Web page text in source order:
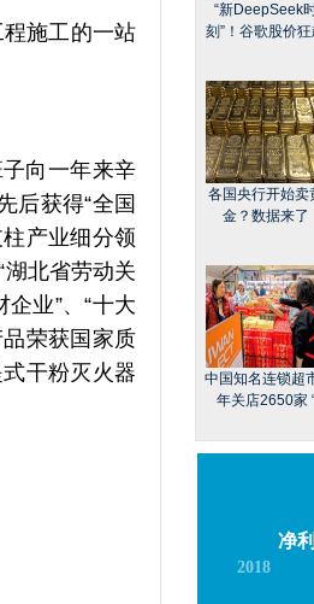
施工的一站
向一年来辛
后获得“全国
产业细分领
湖北省劳动关
业”、“十大
品荣获国家质
干粉灭火器
“新DeepSeek
刻”！谷歌股价
各国央行开始卖
金？数据来了
中国知名连锁超
年关店2650家
净利
2018